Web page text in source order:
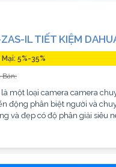
IL TIẾT KIỆM
5%-35%
Bán:
một loại camera camera
động phân biệt người và
và đẹp có độ phân giải siêu